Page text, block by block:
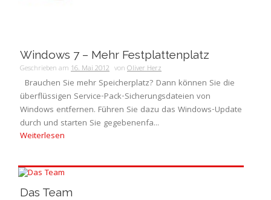
Windows 7 – Mehr Festplattenplatz
Geschrieben am 16. Mai 2012 von Oliver Herz
Brauchen Sie mehr Speicherplatz? Dann können Sie die
überflüssigen Service-Pack-Sicherungsdateien von
Windows entfernen. Führen Sie dazu das Windows-Update
durch und starten Sie gegebenenfa...
Weiterlesen
Das Team